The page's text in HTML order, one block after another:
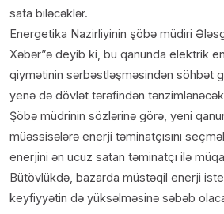
sata biləcəklər.
Energetika Nazirliyinin şöbə müdiri
Xəbər”ə deyib ki, bu qanunda elektrik
qiymətinin sərbəstləşməsindən söhbət
yenə də dövlət tərəfindən
Şöbə müdrinin sözlərinə görə, yeni
müəssisələrə enerji təminatçısını
enerjini ən ucuz satan təminatçı ilə
Bütövlükdə, bazarda müstəqil enerji
keyfiyyətin də yüksəlməsinə səbəb